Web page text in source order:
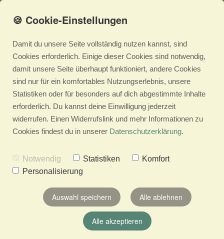
🍪 Cookie-Einstellungen
Damit du unsere Seite vollständig nutzen kannst, sind
Cookies erforderlich. Einige dieser Cookies sind notwendig,
damit unsere Seite überhaupt funktioniert, andere Cookies
sind nur für ein komfortables Nutzungserlebnis, unsere
Statistiken oder für besonders auf dich abgestimmte Inhalte
erforderlich. Du kannst deine Einwilligung jederzeit
widerrufen. Einen Widerrufslink und mehr Informationen zu
Cookies findest du in unserer Datenschutzerklärung.
Notwendig Statistiken
Komfort
Personalisierung
Auswahl speichern Alle ablehnen
Alle akzeptieren